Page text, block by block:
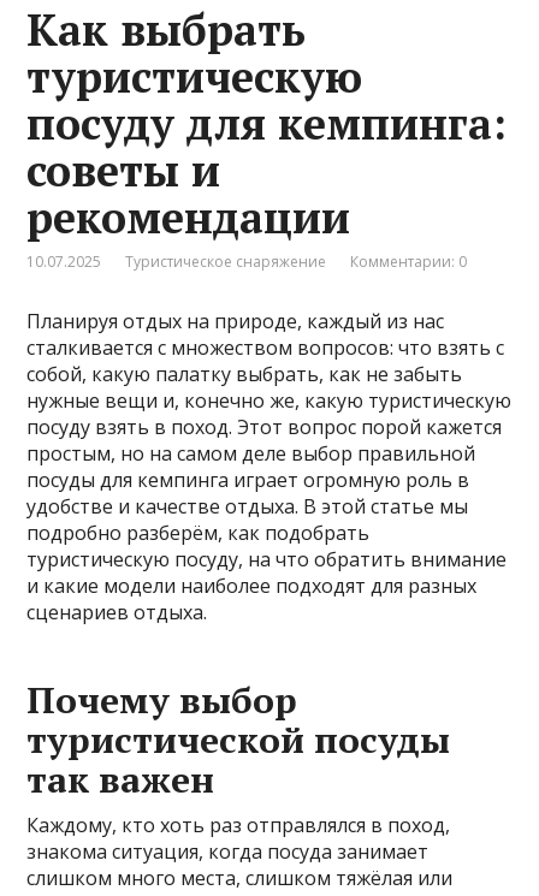
Как выбрать
туристическую
посуду для кемпинга:
советы и
рекомендации
10.07.2025 Туристическое снаряжение Комментарии: 0
Планируя отдых на природе, каждый из нас
сталкивается с множеством вопросов: что взять с
собой, какую палатку выбрать, как не забыть
нужные вещи и, конечно же, какую туристическую
посуду взять в поход. Этот вопрос порой кажется
простым, но на самом деле выбор правильной
посуды для кемпинга играет огромную роль в
удобстве и качестве отдыха. В этой статье мы
подробно разберём, как подобрать
туристическую посуду, на что обратить внимание
и какие модели наиболее подходят для разных
сценариев отдыха.
Почему выбор
туристической посуды
так важен
Каждому, кто хоть раз отправлялся в поход,
знакома ситуация, когда посуда занимает
слишком много места, слишком тяжёлая или